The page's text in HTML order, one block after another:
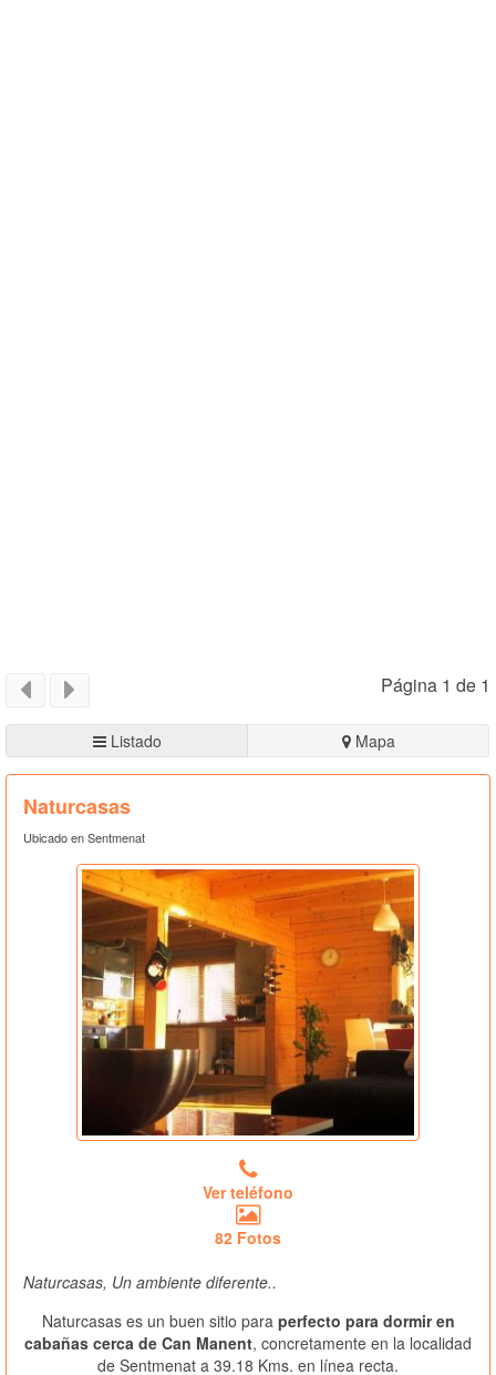
Página 1 de 1
Listado Mapa
Naturcasas
Ubicado en Sentmenat
Ver teléfono
82 Fotos
Naturcasas, Un ambiente diferente..
Naturcasas es un buen sitio para perfecto para dormir en
cabañas cerca de Can Manent, concretamente en la localidad
de Sentmenat a 39.18 Kms. en línea recta.